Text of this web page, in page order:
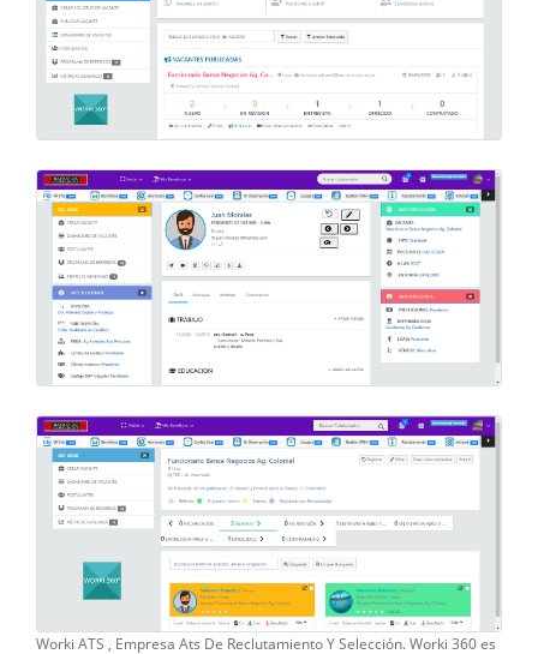
Worki ATS , Empresa Ats De Reclutamiento Y Selección. Worki 360 es